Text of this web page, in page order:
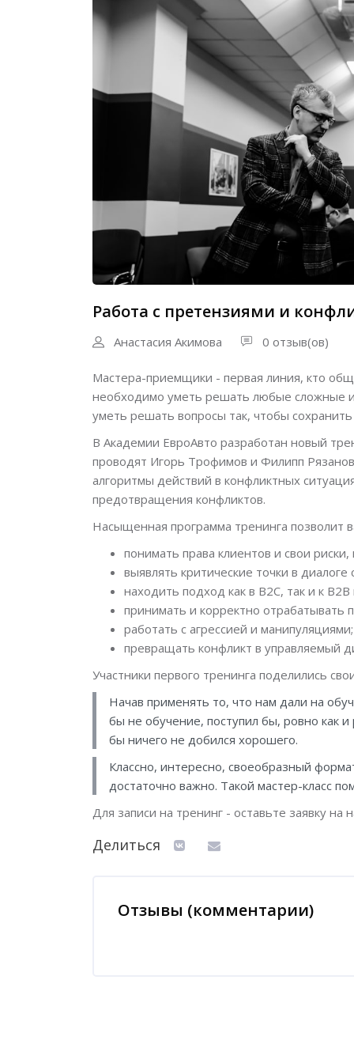
Работа с претензиями и
Анастасия Акимова 0 отзыв(ов)
Мастера-приемщики - первая линия, кто
необходимо уметь решать любые сложные
уметь решать вопросы так, чтобы сохранить
В Академии ЕвроАвто разработан новый
проводят Игорь Трофимов и Филипп
алгоритмы действий в конфликтных
предотвращения конфликтов.
Насыщенная программа тренинга позволит
понимать права клиентов и свои риски,
выявлять критические точки в
находить подход как в B2C, так и к B2B
принимать и корректно отрабатывать
работать с агрессией и манипуляциями;
превращать конфликт в управляемый
Участники первого тренинга поделились
Начав применять то, что нам дали на
бы не обучение, поступил бы, ровно как
бы ничего не добился хорошего.
Классно, интересно, своеобразный
достаточно важно. Такой мастер-класс
Для записи на тренинг - оставьте заявку на
Делиться
Отзывы (комментарии)